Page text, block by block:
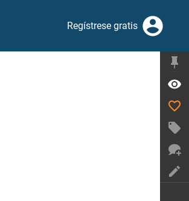
palabra
Regístrese gratis